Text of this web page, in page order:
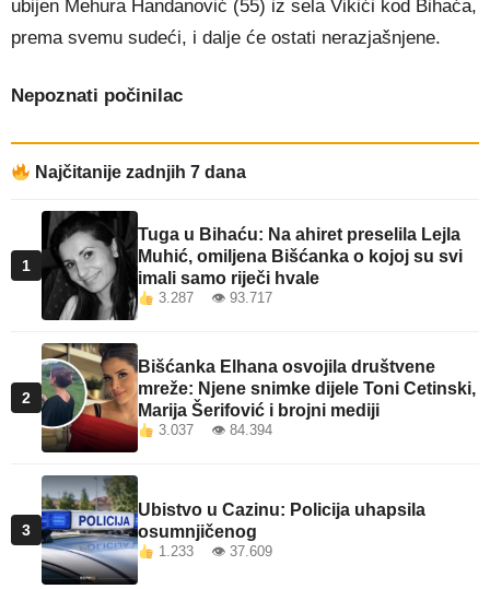
ubijen Mehura Handanović (55) iz sela Vikići kod Bihaća,
prema svemu sudeći, i dalje će ostati nerazjašnjene.
Nepoznati počinilac
Najčitanije zadnjih 7 dana
1
Tuga u Bihaću: Na ahiret preselila Lejla
Muhić, omiljena Bišćanka o kojoj su svi
imali samo riječi hvale
3.287 👁 93.717
2
Bišćanka Elhana osvojila društvene
mreže: Njene snimke dijele Toni Cetinski,
Marija Šerifović i brojni mediji
3.037 👁 84.394
3
Ubistvo u Cazinu: Policija uhapsila
osumnjičenog
1.233 👁 37.609